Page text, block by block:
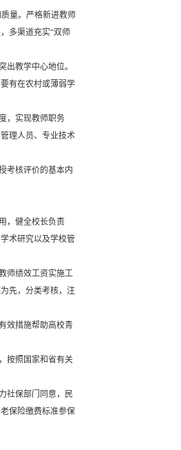
量。严格新进教师
多渠道充实“双师
教学中心地位。
有在农村或薄弱学
，实现教师职务
理人员、专业技术
考核评价的基本内
，健全校长负责
术研究以及学校管
师绩效工资实施工
先，分类考核，注
效措施帮助高校青
按照国家和省有关
社保部门同意，民
保险缴费标准参保